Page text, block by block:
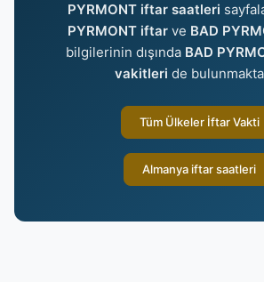
PYRMONT iftar saatleri
PYRMONT iftarve BAD
bilgilerinin dışında BAD
vakitleri de
Tüm Ülkeler İftar Vakti
Almanya iftar saatleri